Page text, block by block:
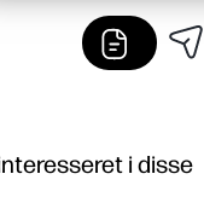
i disse